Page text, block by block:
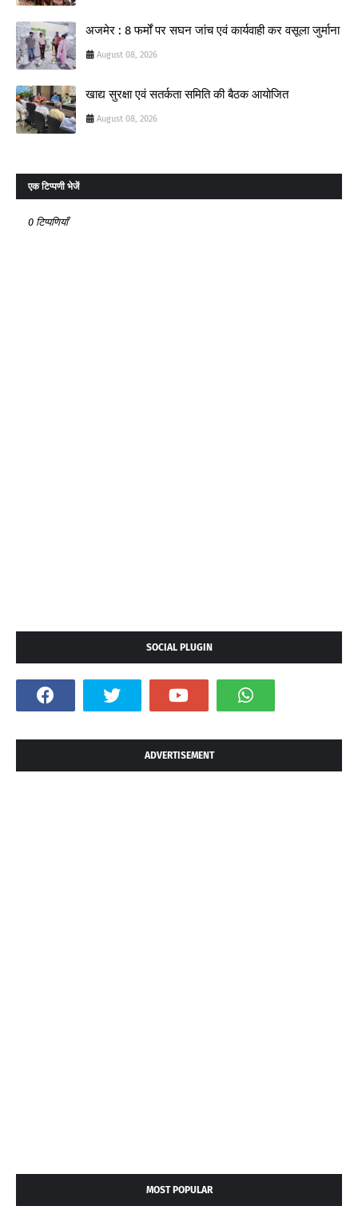
अजमेर : 8 फर्मों पर सघन जांच एवं कार्यवाही कर वसूला जुर्माना
August 08, 2026
खाद्य सुरक्षा एवं सतर्कता समिति की बैठक आयोजित
August 08, 2026
एक टिप्पणी भेजें
0 टिप्पणियाँ
SOCIAL PLUGIN
ADVERTISEMENT
MOST POPULAR